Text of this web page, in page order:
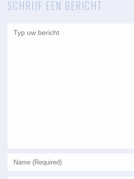
SCHRIJF EEN BERICHT